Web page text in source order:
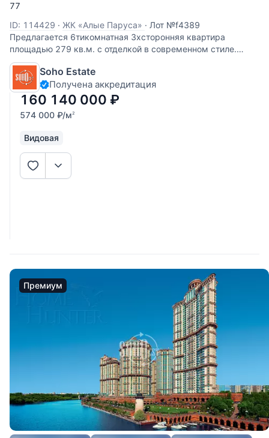
77
ID: 114429 · ЖК «Алые Паруса» · Лот №f4389
Предлагается 6тикомнатная 3хсторонняя квартира
площадью 279 кв.м. с отделкой в современном стиле.
Планировка: гостиная-столовая 70 кв. м, 3 спальни,
кабинет, зимний сад, гардеробная, постирочная, 2 с/у.
Общая площадь 194 кв. м + Терраса 85
Soho Estate
Получена аккредитация
160 140 000 ₽
574 000 ₽/м2
Видовая
Премиум